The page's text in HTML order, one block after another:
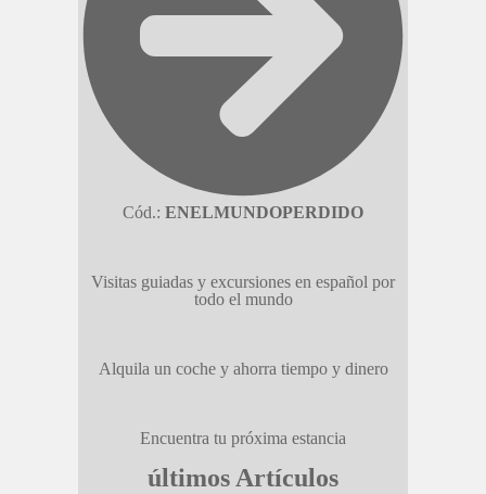
Cód.: ENELMUNDOPERDIDO
Visitas guiadas y excursiones en español por
todo el mundo
Alquila un coche y ahorra tiempo y dinero
Encuentra tu próxima estancia
últimos Artículos